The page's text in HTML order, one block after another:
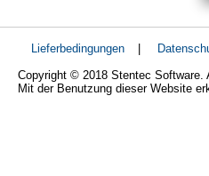
Lieferbedingungen |
Copyright © 2018 Stentec Software.
Mit der Benutzung dieser Website